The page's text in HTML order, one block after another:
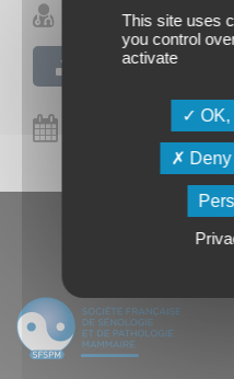
Elodie Giroux (Lyon)
Télécharger le PDF
This site uses
you control
activate
OK,